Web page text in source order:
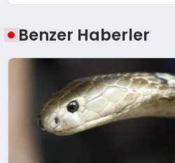
Benzer Haberler